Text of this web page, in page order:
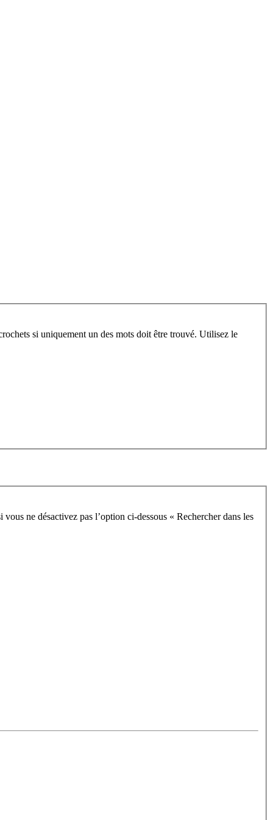
si uniquement un des mots doit être trouvé. Utilisez le
ne désactivez pas l’option ci-dessous « Rechercher dans les